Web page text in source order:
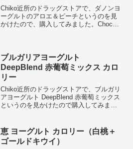
Chiko近所のドラッグストアで、ダノンヨ
ーグルトのアロエ＆ピーチというのを見
かけたので、購入してみました。Choco
い得アイテムが...
ブルガリアヨーグルト
DeepBlend 赤葡萄ミックス カロ
リー
Chiko近所のドラッグストアで、ブルガリ
アヨーグルト DeepBlend 赤葡萄ミックス
というのを見かけたので購入してみまし
アヨーグルト DeepBlend 赤葡...
恵 ヨーグルト カロリー（白桃＋
ゴールドキウイ）